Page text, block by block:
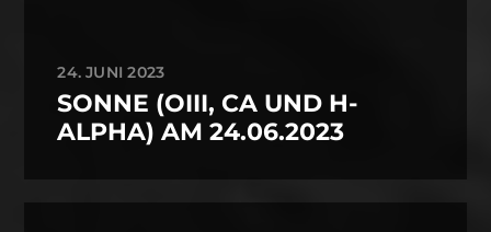
24. JUNI 2023
SONNE (OIII, CA UND H-
ALPHA) AM 24.06.2023